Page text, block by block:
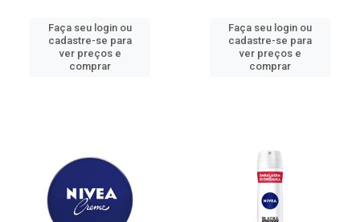
Faça seu login ou
cadastre-se para
ver preços e
comprar
Faça seu login ou
cadastre-se para
ver preços e
comprar